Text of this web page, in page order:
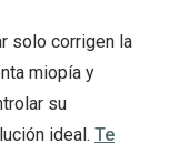
solo corrigen la
miopía y
su
ideal. Te